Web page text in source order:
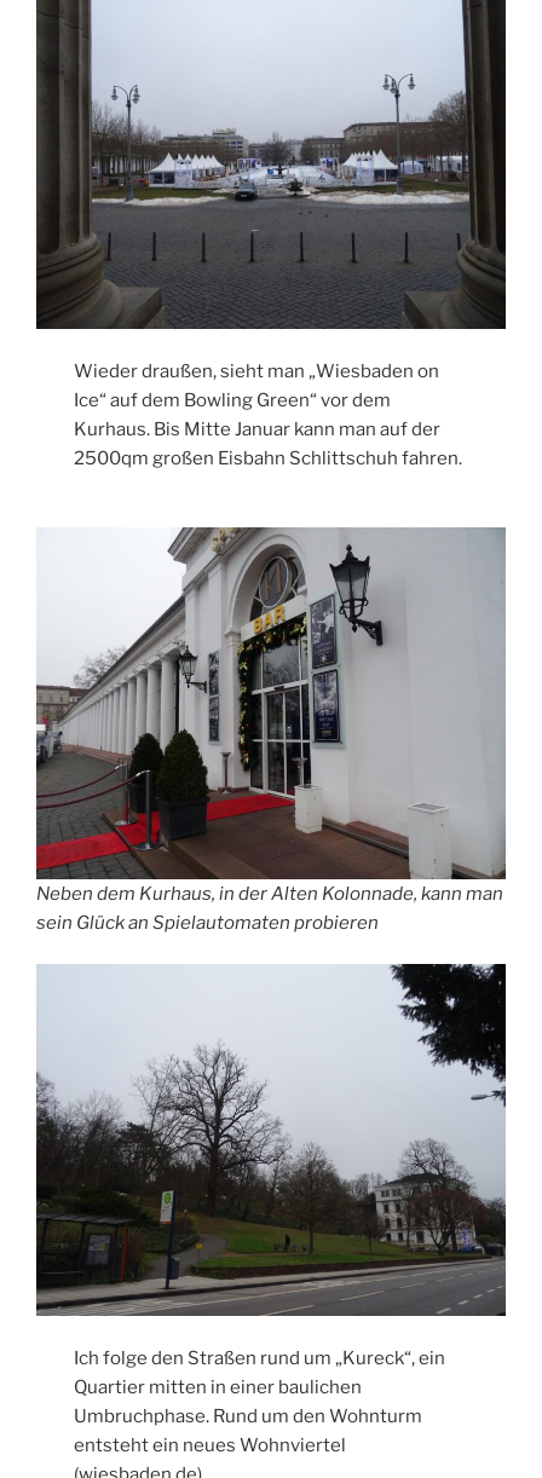
Wieder draußen, sieht man „Wiesbaden on
Ice“ auf dem Bowling Green“ vor dem
Kurhaus. Bis Mitte Januar kann man auf der
2500qm großen Eisbahn Schlittschuh fahren.
Neben dem Kurhaus, in der Alten Kolonnade, kann man
sein Glück an Spielautomaten probieren
Ich folge den Straßen rund um „Kureck“, ein
Quartier mitten in einer baulichen
Umbruchphase. Rund um den Wohnturm
entsteht ein neues Wohnviertel